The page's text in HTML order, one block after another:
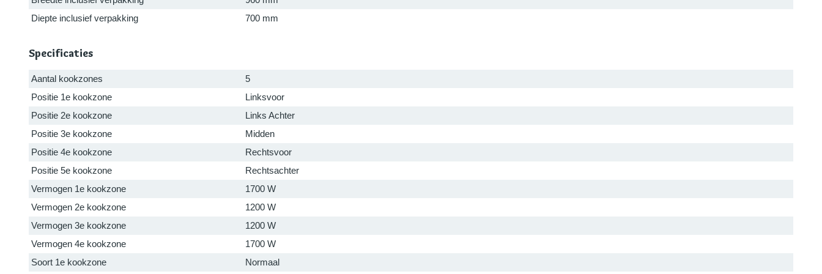
Diepte inclusief verpakking
700 mm
Specificaties
Aantal kookzones
5
Positie 1e kookzone
Linksvoor
Positie 2e kookzone
Links Achter
Positie 3e kookzone
Midden
Positie 4e kookzone
Rechtsvoor
Positie 5e kookzone
Rechtsachter
Vermogen 1e kookzone
1700 W
Vermogen 2e kookzone
1200 W
Vermogen 3e kookzone
1200 W
Vermogen 4e kookzone
1700 W
Soort 1e kookzone
Normaal